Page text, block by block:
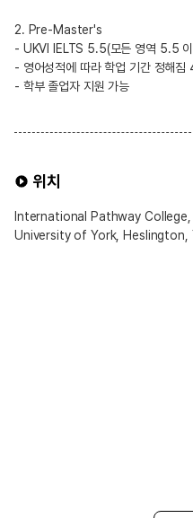
2. Pre-Master's
- UKVI IELTS 5.5(모든 영역 5.5
- 영어성적에 따라 학업 기간 정해짐
- 학부 졸업자 지원 가능
위치
International Pathway College,
University of York, Heslington,